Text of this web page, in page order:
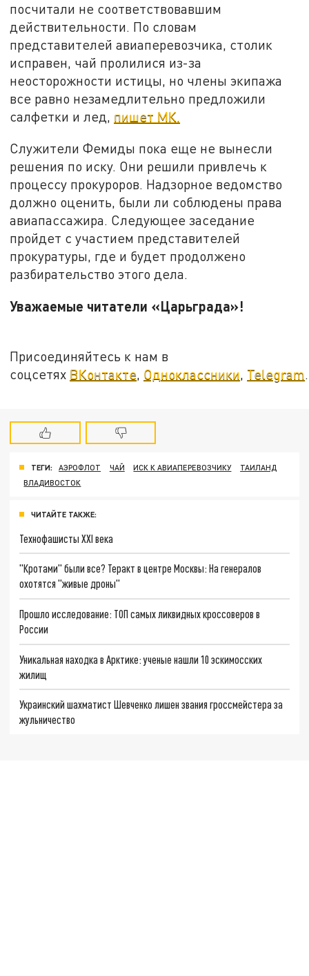
посчитали не соответствовавшим
действительности. По словам
представителей авиаперевозчика, столик
исправен, чай пролилися из-за
неосторожности истицы, но члены экипажа
все равно незамедлительно предложили
салфетки и лед, пишет МК.
Служители Фемиды пока еще не вынесли
решения по иску. Они решили привлечь к
процессу прокуроров. Надзорное ведомство
должно оценить, были ли соблюдены права
авиапассажира. Следующее заседание
пройдет с участием представителей
прокуратуры, где и будет продолжено
разбирательство этого дела.
Уважаемые читатели «Царьграда»!
Присоединяйтесь к нам в
соцсетях ВКонтакте, Одноклассники, Telegram.
ТЕГИ: АЭРОФЛОТ ЧАЙ ИСК К АВИАПЕРЕВОЗЧИКУ
ТАИЛАНД
ВЛАДИВОСТОК
ЧИТАЙТЕ ТАКЖЕ:
Технофашисты XXI века
"Кротами" были все? Теракт в центре Москвы: На генералов
охотятся "живые дроны"
Прошло исследование: ТОП самых ликвидных кроссоверов в
России
Уникальная находка в Арктике: ученые нашли 10 эскимосских
жилищ
Украинский шахматист Шевченко лишен звания гроссмейстера за
жульничество